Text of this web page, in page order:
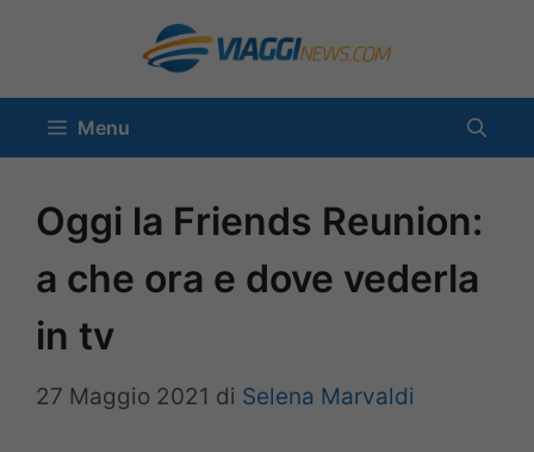
contenuto
Menu
Oggi la Friends Reunion:
a che ora e dove vederla
in tv
27 Maggio 2021 di Selena Marvaldi